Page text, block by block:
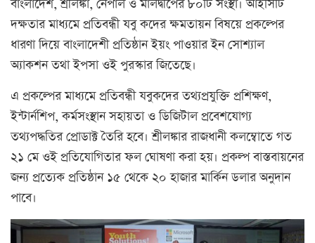
বাংলাদেশ, শ্রীলঙ্কা, নেপাল ও মালদ্বীপের ৮০টি সংস্থা। আইসিটি
দক্ষতার মাধ্যমে প্রতিবন্ধী যবু কদের ক্ষমতায়ন বিষয়ে প্রকল্পের
ধারণা দিয়ে বাংলাদেশী প্রতিষ্ঠান ইয়ং পাওয়ার ইন সোশ্যাল
অ্যাকশন তথা ইপসা ওই পুরস্কার জিতেছে।
এ প্রকল্পের মাধ্যমে প্রতিবন্ধী যবুকদের তথ্যপ্রযুক্তি প্রশিক্ষণ,
ইন্টার্নশিপ, কর্মসংস্থান সহায়তা ও ডিজিটাল প্রবেশযোগ্য
তথ্যপদ্ধতির প্রোডাক্ট তৈরি হবে। শ্রীলঙ্কার রাজধানী কলম্বোতে গত
২১ মে ওই প্রতিযোগিতার ফল ঘোষণা করা হয়। প্রকল্প বাস্তবায়নের
জন্য প্রত্যেক প্রতিষ্ঠান ১৫ থেকে ২০ হাজার মার্কিন ডলার অনুদান
পাবে।